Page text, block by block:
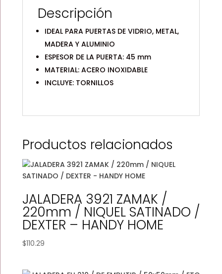
HONE
cantidad
Descripción
IDEAL PARA PUERTAS DE VIDRIO, METAL,
MADERA Y ALUMINIO
ESPESOR DE LA PUERTA: 45 mm
MATERIAL: ACERO INOXIDABLE
INCLUYE: TORNILLOS
Productos relacionados
JALADERA 3921 ZAMAK /
220mm / NIQUEL SATINADO /
DEXTER – HANDY HOME
$110.29